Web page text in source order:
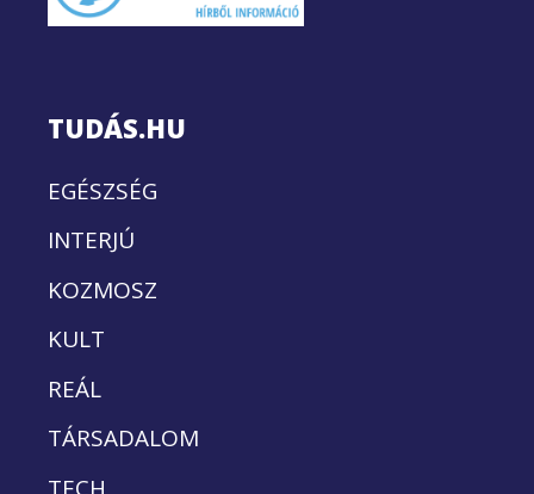
TUDÁS.HU
EGÉSZSÉG
INTERJÚ
KOZMOSZ
KULT
REÁL
TÁRSADALOM